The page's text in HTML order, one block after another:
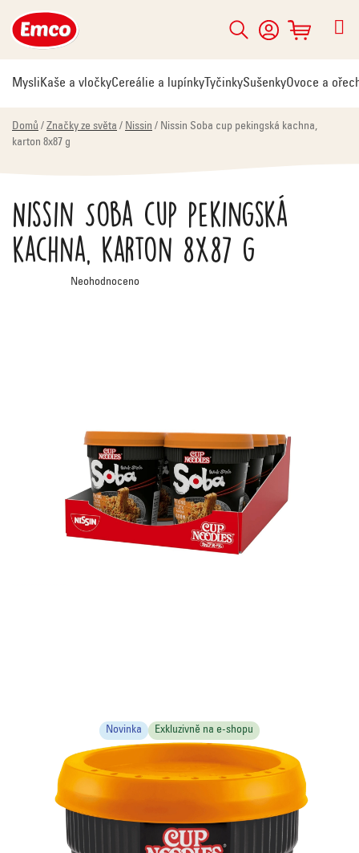
na
obsah
Hledat
NÁKUPNÍ
KOŠÍK
MysliKaše a vločkyCereálie a lupínky TyčinkySušenkyOvoce a
Domů / Značky ze světa / Nissin / Nissin Soba cup pekingská kachna,
karton 8x87 g
Nissin Soba cup pekingská
kachna, karton 8x87 g
Průměrné
hodnocení
Neohodnoceno
Novinka Exkluzivně na e-shopu